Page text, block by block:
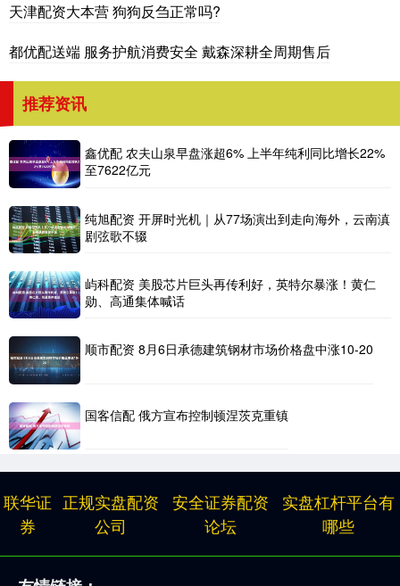
天津配资大本营 狗狗反刍正常吗?
都优配送端 服务护航消费安全 戴森深耕全周期售后
推荐资讯
鑫优配 农夫山泉早盘涨超6% 上半年纯利同比增长22%
至7622亿元
纯旭配资 开屏时光机｜从77场演出到走向海外，云南滇
剧弦歌不辍
屿科配资 美股芯片巨头再传利好，英特尔暴涨！黄仁
勋、高通集体喊话
顺市配资 8月6日承德建筑钢材市场价格盘中涨10-20
国客信配 俄方宣布控制顿涅茨克重镇
联华证
券
正规实盘配资
公司
安全证券配资
论坛
实盘杠杆平台有
哪些